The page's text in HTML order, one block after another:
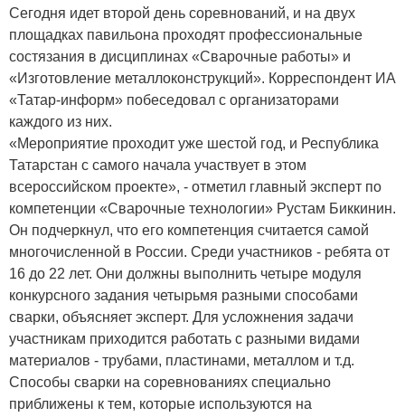
Сегодня идет второй день соревнований, и на двух
площадках павильона проходят профессиональные
состязания в дисциплинах «Сварочные работы» и
«Изготовление металлоконструкций». Корреспондент ИА
«Татар-информ» побеседовал с организаторами
каждого из них.
«Мероприятие проходит уже шестой год, и Республика
Татарстан с самого начала участвует в этом
всероссийском проекте», - отметил главный эксперт по
компетенции «Сварочные технологии» Рустам Биккинин.
Он подчеркнул, что его компетенция считается самой
многочисленной в России. Среди участников - ребята от
16 до 22 лет. Они должны выполнить четыре модуля
конкурсного задания четырьмя разными способами
сварки, объясняет эксперт. Для усложнения задачи
участникам приходится работать с разными видами
материалов - трубами, пластинами, металлом и т.д.
Способы сварки на соревнованиях специально
приближены к тем, которые используются на